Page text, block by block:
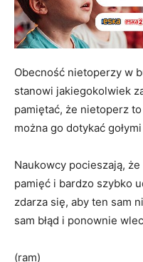
Obecność nietoperzy w
stanowi jakiegokolwiek
pamiętać, że nietoperz
można go dotykać
Naukowcy pocieszają,
pamięć i bardzo szybko
zdarza się, aby ten sam
sam błąd i ponownie
(ram)